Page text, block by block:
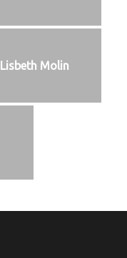
Lisbeth Molin